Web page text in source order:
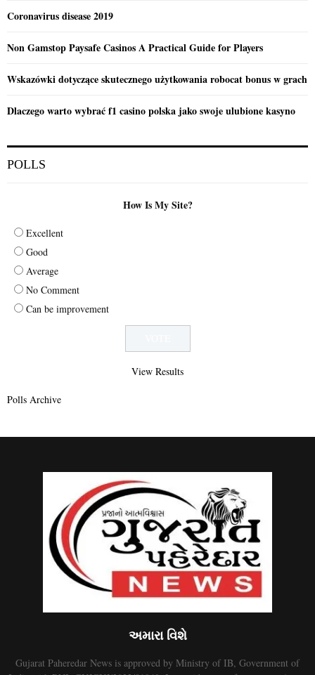
Coronavirus disease 2019
Non Gamstop Paysafe Casinos A Practical Guide for Players
Wskazówki dotyczące skutecznego użytkowania robocat bonus w grach
Dlaczego warto wybrać f1 casino polska jako swoje ulubione kasyno
POLLS
How Is My Site?
Excellent
Good
Average
No Comment
Can be improvement
View Results
Polls Archive
અમારા વિશે
Gujarat Paheredar News is approved by Ministry of IB, Government of